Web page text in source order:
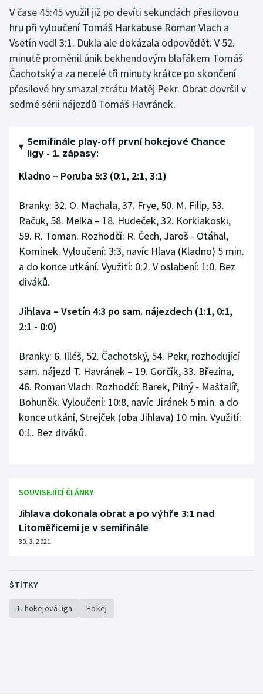
V čase 45:45 využil již po devíti sekundách přesilovou
hru při vyloučení Tomáš Harkabuse Roman Vlach a
Vsetín vedl 3:1. Dukla ale dokázala odpovědět. V 52.
minutě proměnil únik bekhendovým blafákem Tomáš
Čachotský a za necelé tři minuty krátce po skončení
přesilové hry smazal ztrátu Matěj Pekr. Obrat dovršil v
sedmé sérii nájezdů Tomáš Havránek.
Semifinále play-off první hokejové Chance
ligy - 1. zápasy:
Kladno – Poruba 5:3 (0:1, 2:1, 3:1)
Branky: 32. O. Machala, 37. Frye, 50. M. Filip, 53.
Račuk, 58. Melka – 18. Hudeček, 32. Korkiakoski,
59. R. Toman. Rozhodčí: R. Čech, Jaroš - Otáhal,
Komínek. Vyloučení: 3:3, navíc Hlava (Kladno) 5 min.
a do konce utkání. Využití: 0:2. V oslabení: 1:0. Bez
diváků.
Jihlava – Vsetín 4:3 po sam. nájezdech (1:1, 0:1,
2:1 - 0:0)
Branky: 6. Illéš, 52. Čachotský, 54. Pekr, rozhodující
sam. nájezd T. Havránek – 19. Gorčík, 33. Březina,
46. Roman Vlach. Rozhodčí: Barek, Pilný - Maštalíř,
Bohuněk. Vyloučení: 10:8, navíc Jiránek 5 min. a do
konce utkání, Strejček (oba Jihlava) 10 min. Využití:
0:1. Bez diváků.
SOUVISEJÍCÍ ČLÁNKY
Jihlava dokonala obrat a po výhře 3:1 nad
Litoměřicemi je v semifinále
30. 3. 2021
ŠTÍTKY
1. hokejová liga Hokej